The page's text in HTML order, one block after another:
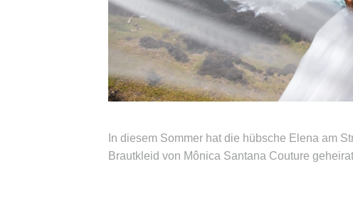
In diesem Sommer hat die hübsche Elena am
Brautkleid von Mônica Santana Couture